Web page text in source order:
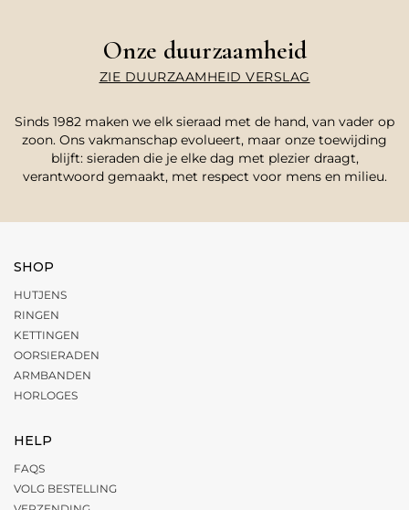
Onze duurzaamheid
ZIE DUURZAAMHEID VERSLAG
Sinds 1982 maken we elk sieraad met de hand, van vader op
zoon. Ons vakmanschap evolueert, maar onze toewijding
blijft: sieraden die je elke dag met plezier draagt,
verantwoord gemaakt, met respect voor mens en milieu.
SHOP
HUTJENS
RINGEN
KETTINGEN
OORSIERADEN
ARMBANDEN
HORLOGES
HELP
FAQS
VOLG BESTELLING